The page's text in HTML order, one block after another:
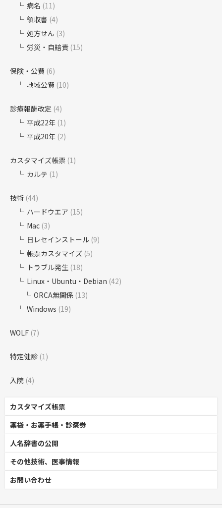
病名 (11)
領収書 (4)
処方せん (3)
労災・自賠責 (15)
保険・公費 (6)
地域公費 (10)
診療報酬改定 (4)
平成22年 (1)
平成20年 (2)
カスタマイズ帳票 (1)
カルテ (1)
技術 (44)
ハードウエア (15)
Mac (3)
日レセインストール (9)
帳票カスタマイズ (5)
トラブル発生 (18)
Linux・Ubuntu・Debian (42)
ORCA無関係 (13)
Windows (19)
WOLF (7)
特定健診 (1)
入院 (4)
カスタマイズ帳票
薬袋・お薬手帳・診察券
人名辞書の公開
その他技術、医事情報
お問い合わせ